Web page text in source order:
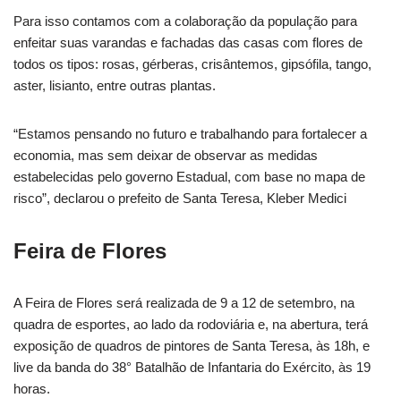
Para isso contamos com a colaboração da população para
enfeitar suas varandas e fachadas das casas com flores de
todos os tipos: rosas, gérberas, crisântemos, gipsófila, tango,
aster, lisianto, entre outras plantas.
“Estamos pensando no futuro e trabalhando para fortalecer a
economia, mas sem deixar de observar as medidas
estabelecidas pelo governo Estadual, com base no mapa de
risco”, declarou o prefeito de Santa Teresa, Kleber Medici
Feira de Flores
A Feira de Flores será realizada de 9 a 12 de setembro, na
quadra de esportes, ao lado da rodoviária e, na abertura, terá
exposição de quadros de pintores de Santa Teresa, às 18h, e
live da banda do 38° Batalhão de Infantaria do Exército, às 19
horas.